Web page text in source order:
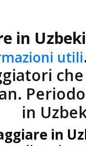
in
utili
in
in